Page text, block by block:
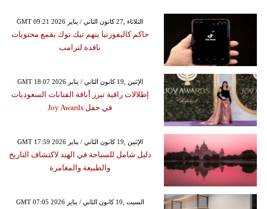
GMT 09:21 2026 الثلاثاء ,27 كانون الثاني / يناير
حاكم كاليفورنيا يتهم تيك توك بقمع محتويات
ناقدة لترامب
GMT 18:07 2026 الإثنين ,19 كانون الثاني / يناير
إطلالات راقية تبرز أناقة الفنانات السعوديات
في حفل Joy Awards
GMT 17:59 2026 الإثنين ,19 كانون الثاني / يناير
دليل شامل للسياحة في الهند لاكتشاف التاريخ
والطبيعة والمغامرة
GMT 07:05 2026 السبت ,10 كانون الثاني / يناير